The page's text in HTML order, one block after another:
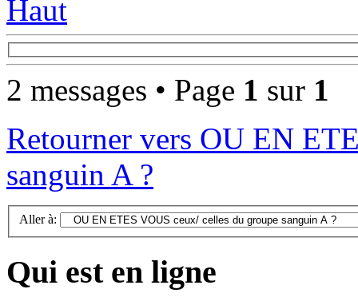
Haut
2 messages • Page 1 sur 1
Retourner vers OU EN
sanguin A ?
Aller à:
Qui est en ligne